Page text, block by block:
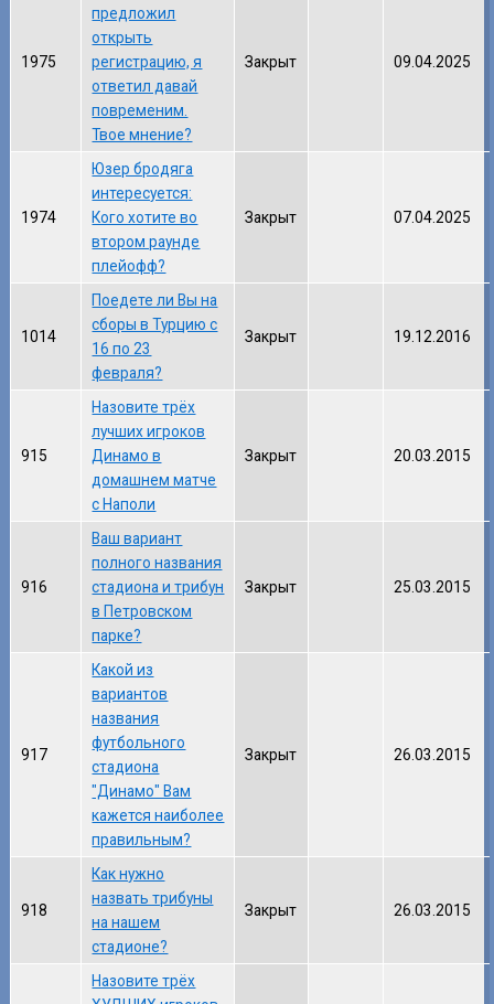
1975
предложил
открыть
регистрацию, я
ответил давай
повременим.
Твое мнение?
Закрыт 09.04.2025
1974
Юзер бродяга
интересуется:
Кого хотите во
втором раунде
плейофф?
Закрыт 07.04.2025
1014
Поедете ли Вы на
сборы в Турцию с
16 по 23
февраля?
Закрыт 19.12.2016
915
Назовите трёх
лучших игроков
Динамо в
домашнем матче
с Наполи
Закрыт 20.03.2015
916
Ваш вариант
полного названия
стадиона и трибун
в Петровском
парке?
Закрыт 25.03.2015
917
Какой из
вариантов
названия
футбольного
стадиона
"Динамо" Вам
кажется наиболее
правильным?
Закрыт 26.03.2015
918
Как нужно
назвать трибуны
на нашем
стадионе?
Закрыт 26.03.2015
Назовите трёх